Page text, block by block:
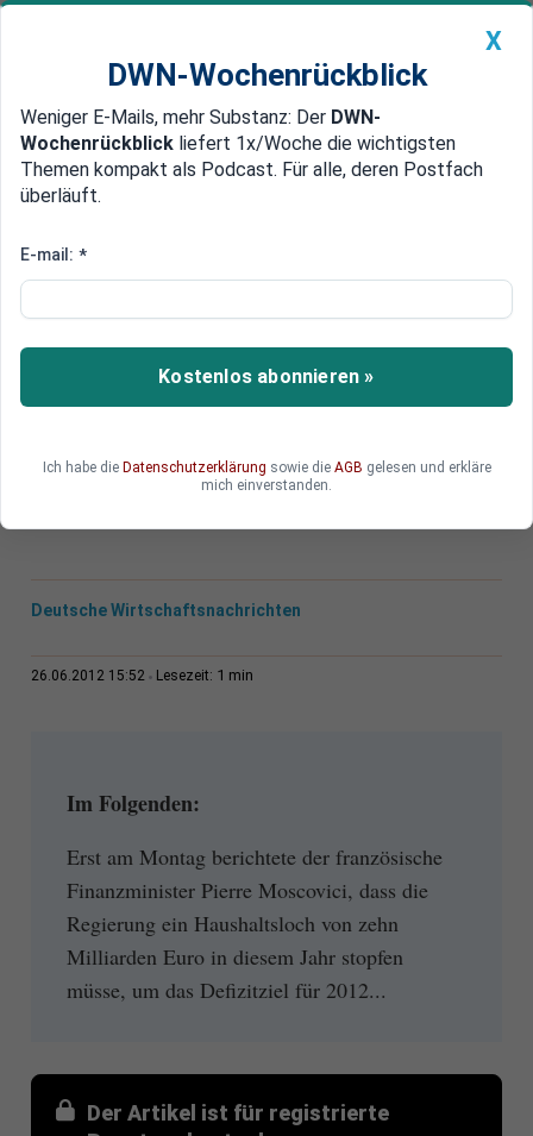
Newsticker MEIN DWN: Geldanlage Premium
Edelmetalle DWN-Magazin China
Ausgeben statt sparen
Trotz Haushaltsloch: Frankreich
wird Mindestlohn erhöhen
Zehn Milliarden Euro muss der französische
Mindestlöhne bereits zum Juli zu erhöhen. Die
Deutsche Wirtschaftsnachrichten
26.06.2012 15:52 Lesezeit: 1 min
Im Folgenden:
Erst am Montag berichtete der französische
Finanzminister Pierre Moscovici, dass die
Regierung ein Haushaltsloch von zehn
Milliarden Euro in diesem Jahr stopfen
müsse, um das Defizitziel für 2012...
Der Artikel ist für registrierte
X
DWN-Wochenrückblick
Weniger E-Mails, mehr Substanz: Der DWN-
Wochenrückblick liefert 1x/Woche die wichtigsten
Themen kompakt als Podcast. Für alle, deren Postfach
überläuft.
E-mail: *
Kostenlos abonnieren »
Ich habe die Datenschutzerklärung sowie die AGB gelesen und erkläre
mich einverstanden.